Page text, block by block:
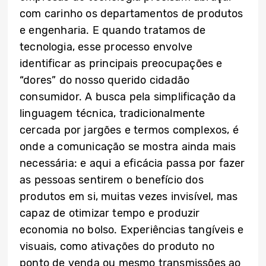
com carinho os departamentos de produtos
e engenharia. E quando tratamos de
tecnologia, esse processo envolve
identificar as principais preocupações e
“dores” do nosso querido cidadão
consumidor. A busca pela simplificação da
linguagem técnica, tradicionalmente
cercada por jargões e termos complexos, é
onde a comunicação se mostra ainda mais
necessária: e aqui a eficácia passa por fazer
as pessoas sentirem o benefício dos
produtos em si, muitas vezes invisível, mas
capaz de otimizar tempo e produzir
economia no bolso. Experiências tangíveis e
visuais, como ativações do produto no
ponto de venda ou mesmo transmissões ao